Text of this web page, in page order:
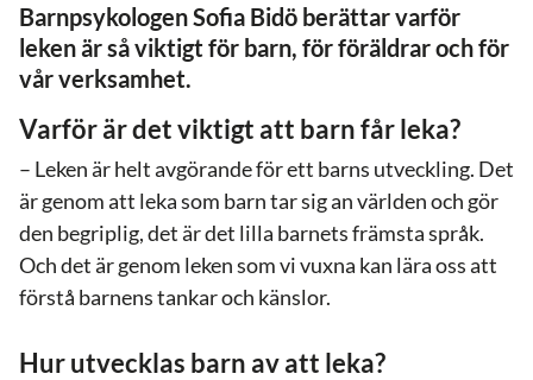
Barnpsykologen Sofia Bidö berättar varför
leken är så viktigt för barn, för föräldrar och för
vår verksamhet.
Varför är det viktigt att barn får leka?
– Leken är helt avgörande för ett barns utveckling. Det
är genom att leka som barn tar sig an världen och gör
den begriplig, det är det lilla barnets främsta språk.
Och det är genom leken som vi vuxna kan lära oss att
förstå barnens tankar och känslor.
Hur utvecklas barn av att leka?